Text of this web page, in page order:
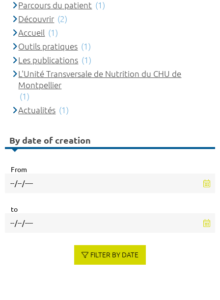
Parcours du patient (1)
Découvrir (2)
Accueil (1)
Outils pratiques (1)
Les publications (1)
L'Unité Transversale de Nutrition du CHU de
Montpellier
(1)
Actualités (1)
By date of creation
From
to
FILTER BY DATE